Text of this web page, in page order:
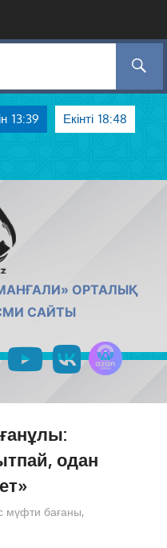
13:39 Екінті 18:48
ОРТАЛЫҚ
САЙТЫ
youtubevk
одан
мүфти бағаны,